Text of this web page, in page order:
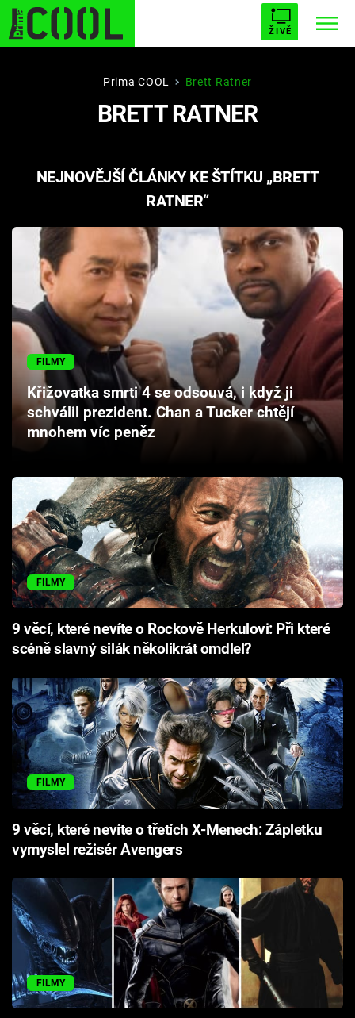
ŽIVĚ
STARHOUSE BUFFY, PŘEMOŽITELKA UPÍRŮ
PLNEJ KOTEL AVENGERS 5
Filmy
Seriály
Hry
Cool Esport
Pořady
TV Program
Sledujte prima+
Přihlášení
Sledujte nás
Prima COOL Brett Ratner
BRETT RATNER
NEJNOVĚJŠÍ ČLÁNKY KE ŠTÍTKU „BRETT
RATNER“
FILMY
Křižovatka smrti 4 se odsouvá, i když ji
schválil prezident. Chan a Tucker chtějí
mnohem víc peněz
FILMY
9 věcí, které nevíte o Rockově Herkulovi: Při které
scéně slavný silák několikrát omdlel?
FILMY
9 věcí, které nevíte o třetích X-Menech: Zápletku
vymyslel režisér Avengers
FILMY